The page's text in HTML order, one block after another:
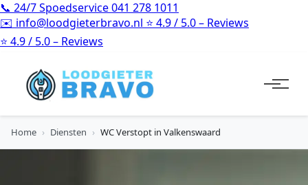
📞 24/7 Spoedservice041 278 1011
✉️ info@loodgieterbravo.nl ⭐ 4.9 / 5.0 – Reviews
⭐ 4.9 / 5.0 – Reviews
Home › Diensten › WC Verstopt in Valkenswaard